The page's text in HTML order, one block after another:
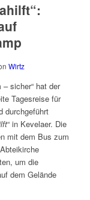
Wirtz
sicher“ hat der
Tagesreise für
durchgeführt
“ in Kevelaer. Die
mit dem Bus zum
um die
dem Gelände